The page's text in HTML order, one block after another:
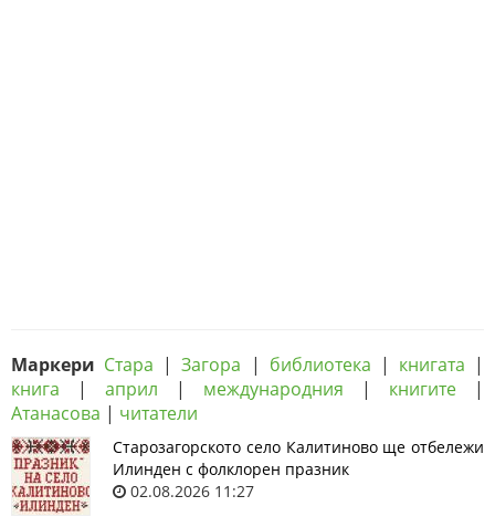
Маркери Стара |Загора | библиотека | книгата |
книга | април | международния | книгите |
Атанасова | читатели
Старозагорското село Калитиново ще отбележи
Илинден с фолклорен празник
02.08.2026 11:27